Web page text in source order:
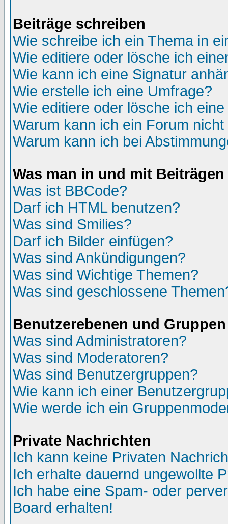
Beiträge schreiben
Wie schreibe ich ein Thema in
Wie editiere oder lösche ich
Wie kann ich eine Signatur
Wie erstelle ich eine Umfrage?
Wie editiere oder lösche ich
Warum kann ich ein Forum
Warum kann ich bei
Was man in und mit
Was ist BBCode?
Darf ich HTML benutzen?
Was sind Smilies?
Darf ich Bilder einfügen?
Was sind Ankündigungen?
Was sind Wichtige Themen?
Was sind geschlossene
Benutzerebenen und Gruppen
Was sind Administratoren?
Was sind Moderatoren?
Was sind Benutzergruppen?
Wie kann ich einer
Wie werde ich ein
Private Nachrichten
Ich kann keine Privaten
Ich erhalte dauernd ungewollte
Ich habe eine Spam- oder
Board erhalten!